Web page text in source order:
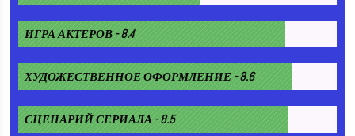
ИГРА АКТЕРОВ - 8.4
ХУДОЖЕСТВЕННОЕ ОФОРМЛЕНИЕ - 8.6
СЦЕНАРИЙ СЕРИАЛА - 8.5